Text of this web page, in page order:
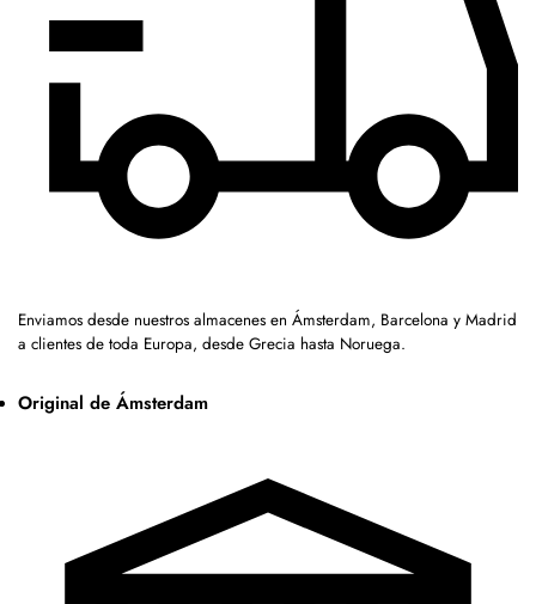
Enviamos desde nuestros almacenes en Ámsterdam, Barcelona y Madrid
a clientes de toda Europa, desde Grecia hasta Noruega.
Original de Ámsterdam